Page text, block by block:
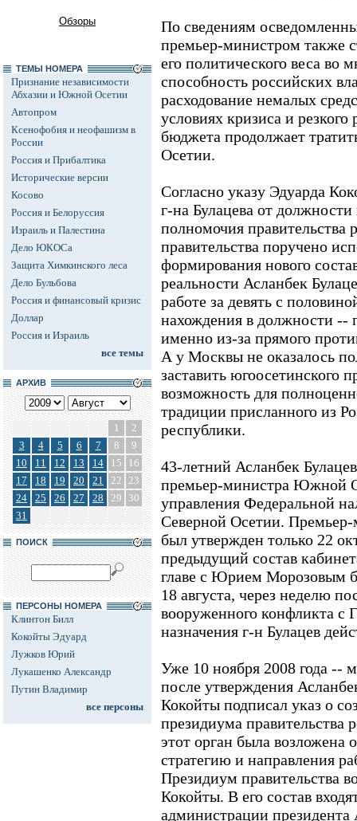
Обзоры
ТЕМЫ НОМЕРА
Признание независимости
Абхазии и Южной Осетии
Автопром
Ксенофобия и неофашизм в
России
Россия и Прибалтика
Исторические версии
Косово
Россия и Белоруссия
Израиль и Палестина
Дело ЮКОСа
Защита Химкинского леса
Дело Бульбова
Россия и финансовый кризис
Доллар
Россия и Израиль
все темы
АРХИВ
1
2
3
4 5 6 7 8
9
10
11 12 13 14 15
16
17
18 19 20 21 22 23
24
25 26 27 28 29
30
31
ПОИСК
ПЕРСОНЫ НОМЕРА
Клинтон Билл
Кокойты Эдуард
Лужков Юрий
Лукашенко Александр
Путин Владимир
все персоны
По сведениям
премьер-министром также
его политического веса во
способность российских
расходование немалых
условиях кризиса и
бюджета продолжает
Осетии.
Согласно указу Эдуарда
г-на Булацева от
полномочия правительства
правительства поручено
формирования нового
реальности Асланбек
работе за девять с
нахождения в должности --
именно из-за прямого
А у Москвы не оказалось
заставить югоосетинского
возможность для
традиции присланного из
республики.
43-летний Асланбек
премьер-министра Южной
управления Федеральной
Северной Осетии.
был утвержден только 22
предыдущий состав
главе с Юрием Морозовым
18 августа, через неделю
вооруженного конфликта с
назначения г-н Булацев
Уже 10 ноября 2008 года --
после утверждения
Кокойты подписал указ о
президиума
этот орган была возложена
стратегию и направления
Президиум правительства
Кокойты. В его состав
администрации